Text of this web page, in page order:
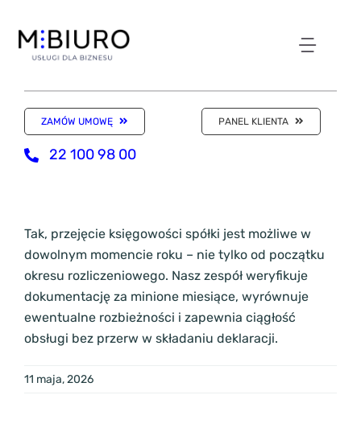
zawartości
ZAMÓW UMOWĘ PANEL KLIENTA
22 100 98 00WIRTUALNE BIURO
KANCELARIA
SKLEP Z USŁUGAMI
Tak, przejęcie księgowości spółki jest możliwe w
dowolnym momencie roku – nie tylko od początku
okresu rozliczeniowego. Nasz zespół weryfikuje
dokumentację za minione miesiące, wyrównuje
ewentualne rozbieżności i zapewnia ciągłość
obsługi bez przerw w składaniu deklaracji.
11 maja, 2026